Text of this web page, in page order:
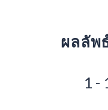
ผลลัพ
1 -